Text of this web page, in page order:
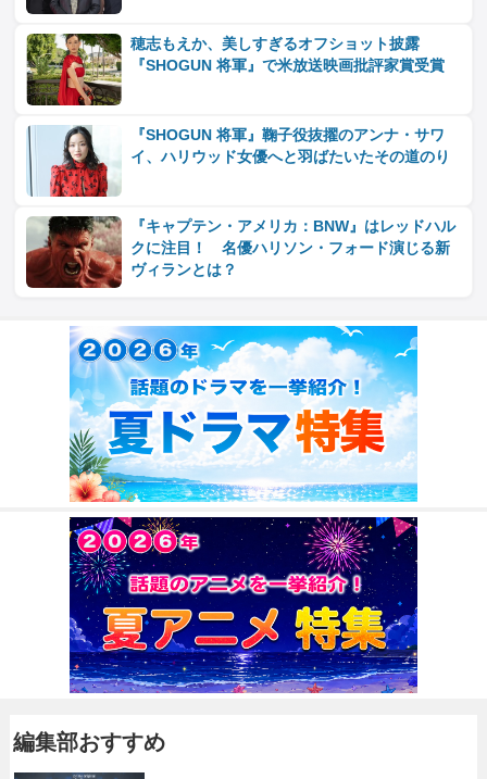
穂志もえか、美しすぎるオフショット披露
『SHOGUN 将軍』で米放送映画批評家賞受賞
『SHOGUN 将軍』鞠子役抜擢のアンナ・サワ
イ、ハリウッド女優へと羽ばたいたその道のり
『キャプテン・アメリカ：BNW』はレッドハル
クに注目！ 名優ハリソン・フォード演じる新
ヴィランとは？
編集部おすすめ